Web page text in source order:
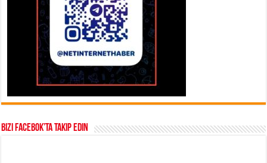
Bizi Facebok’ta takip edin